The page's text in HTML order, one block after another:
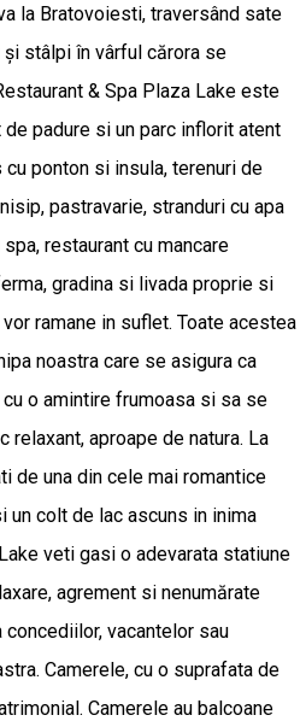
la Bratovoiesti, traversând sate
stâlpi în vârful cărora se
& Spa Plaza Lake este
padure si un parc inflorit atent
ponton si insula, terenuri de
pastravarie, stranduri cu apa
restaurant cu mancare
gradina si livada proprie si
ramane in suflet. Toate acestea
noastra care se asigura ca
o amintire frumoasa si sa se
relaxant, aproape de natura. La
de una din cele mai romantice
un colt de lac ascuns in inima
veti gasi o adevarata statiune
agrement si nenumărate
vacantelor sau
Camerele, cu o suprafata de
Camerele au balcoane